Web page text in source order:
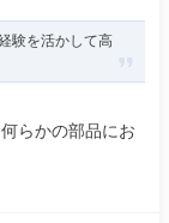
験を活かして高
らかの部品にお